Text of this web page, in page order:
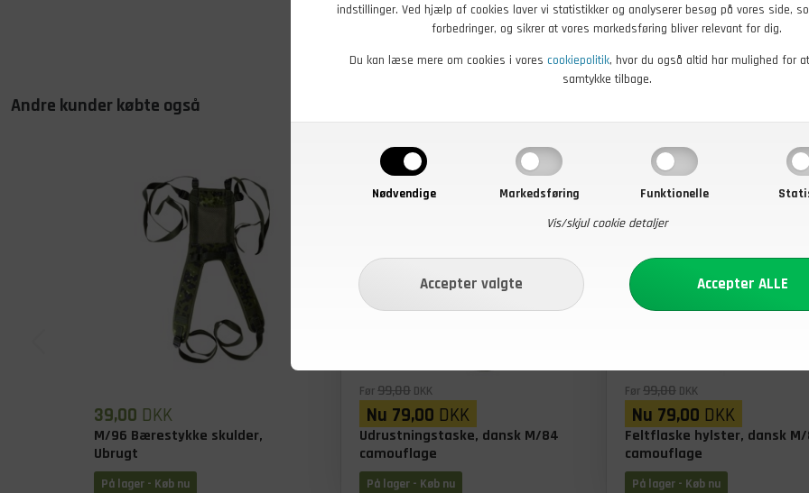
indstillinger. Ved hjælp af cookies laver vi statistikker og analyserer besøg på vores side,
forbedringer, og sikrer at vores markedsføring bliver relevant for dig.
Du kan læse mere om cookies i vores cookiepolitik, hvor du også altid har mulighed for
samtykke tilbage.
Nødvendige Markedsføring Funktionelle
Vis/skjul cookie detaljer
Andre kunder købte også
39,00 DKK
M/96 Bærestykke skulder,
Ubrugt
På lager - Køb nu
- 20%
Før99,00 DKK
Nu 79,00 DKK
Udrustningstaske, dansk M/84
camouflage
På lager - Køb nu
- 20%
Før99,00 DKK
Nu 79,00 DKK
Feltflaske hylster, dansk
camouflage
På lager - Køb nu